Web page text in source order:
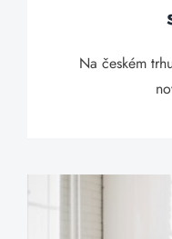
Na českém